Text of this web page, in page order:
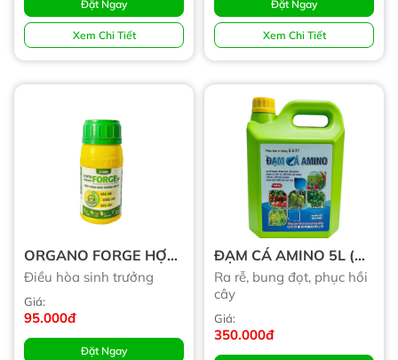
Đặt Ngay
Xem Chi Tiết
Đặt Ngay
Xem Chi Tiết
ORGANO FORGE HỢP
TRÍ
Điều hòa sinh trưởng
Giá:
95.000đ
Đặt Ngay
ĐẠM CÁ AMINO 5L (
Tạm Hết)
Ra rễ, bung đọt, phục hồi
cây
Giá:
350.000đ